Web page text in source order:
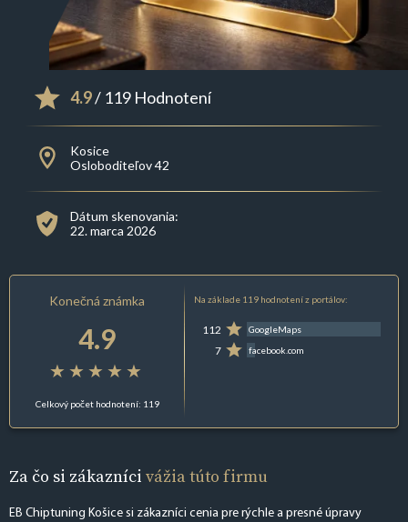
4.9/ 119 Hodnotení
Kosice
Osloboditeľov 42
Dátum skenovania:
22. marca 2026
Konečná známka
4.9
Celkový počet hodnotení: 119
Na základe 119 hodnotení z portálov:
112 GoogleMaps
7 facebook.com
Za čo si zákazníci vážia túto firmu
EB Chiptuning Košice si zákazníci cenia pre rýchle a presné úpravy